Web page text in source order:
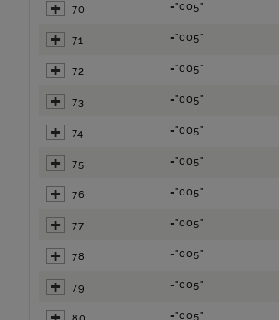
70 ="005"
71 ="005"
72 ="005"
73 ="005"
74 ="005"
75 ="005"
76 ="005"
77 ="005"
78 ="005"
79 ="005"
="005"